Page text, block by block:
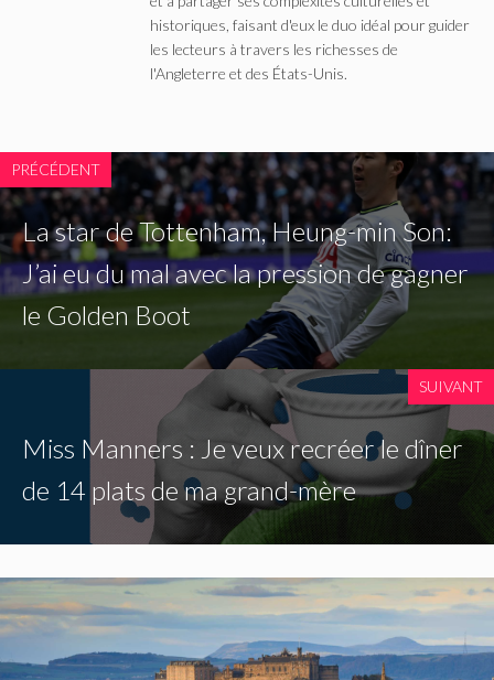
historiques, faisant d'eux le duo idéal pour guider
les lecteurs à travers les richesses de
l'Angleterre et des États-Unis.
PRÉCÉDENT
La star de Tottenham, Heung-min Son:
J’ai eu du mal avec la pression de gagner
le Golden Boot
SUIVANT
Miss Manners : Je veux recréer le dîner
de 14 plats de ma grand-mère